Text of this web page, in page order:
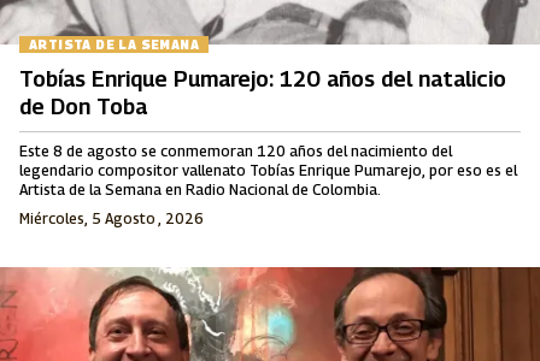
ARTISTA DE LA SEMANA
Tobías Enrique Pumarejo: 120 años del natalicio
de Don Toba
Este 8 de agosto se conmemoran 120 años del nacimiento del
legendario compositor vallenato Tobías Enrique Pumarejo, por eso es el
Artista de la Semana en Radio Nacional de Colombia.
Miércoles, 5 Agosto , 2026